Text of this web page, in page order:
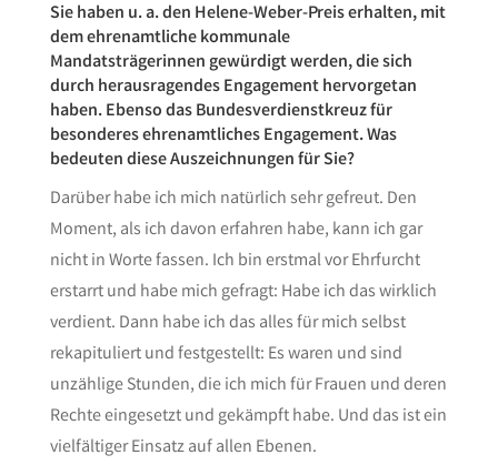
Sie haben u. a. den Helene-Weber-Preis erhalten, mit
dem ehrenamtliche kommunale
Mandatsträgerinnen gewürdigt werden, die sich
durch herausragendes Engagement hervorgetan
haben. Ebenso das Bundesverdienstkreuz für
besonderes ehrenamtliches Engagement. Was
bedeuten diese Auszeichnungen für Sie?
Darüber habe ich mich natürlich sehr gefreut. Den
Moment, als ich davon erfahren habe, kann ich gar
nicht in Worte fassen. Ich bin erstmal vor Ehrfurcht
erstarrt und habe mich gefragt: Habe ich das wirklich
verdient. Dann habe ich das alles für mich selbst
rekapituliert und festgestellt: Es waren und sind
unzählige Stunden, die ich mich für Frauen und deren
Rechte eingesetzt und gekämpft habe. Und das ist ein
vielfältiger Einsatz auf allen Ebenen.